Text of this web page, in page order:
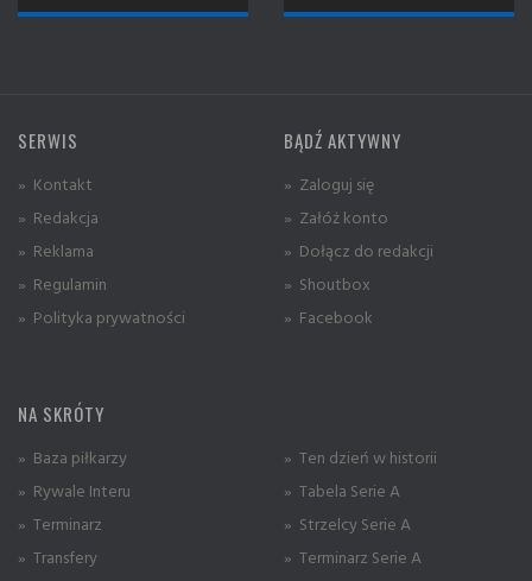
SERWIS
» Kontakt
» Redakcja
» Reklama
» Regulamin
» Polityka prywatności
BĄDŹ AKTYWNY
» Zaloguj się
» Załóż konto
» Dołącz do redakcji
» Shoutbox
» Facebook
NA SKRÓTY
» Baza piłkarzy
» Rywale Interu
» Terminarz
» Transfery
» Ten dzień w historii
» Tabela Serie A
» Strzelcy Serie A
» Terminarz Serie A